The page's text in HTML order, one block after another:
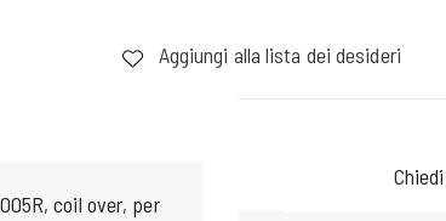
Aggiungi alla lista dei desideri
coil over, per